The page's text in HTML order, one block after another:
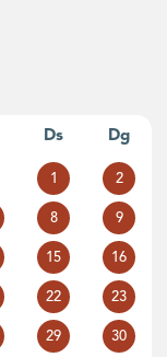
Ds Dg
1 2
8 9
15 16
22 23
29 30